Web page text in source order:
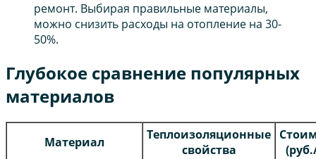
ремонт. Выбирая правильные материалы,
можно снизить расходы на отопление на 30-
50%.
Глубокое сравнение популярных
материалов
Материал
Теплоизоляционные
свойства